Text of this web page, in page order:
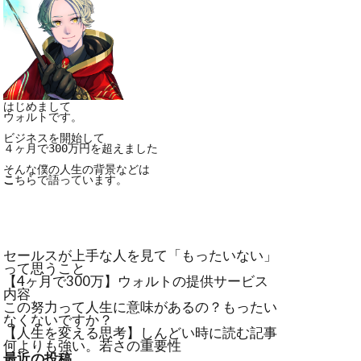
はじめまして
ウォルトです。
ビジネスを開始して
４ヶ月で300万円を超えました
こ ちらで語っています。
セールスが上手な人を見て「もったいない」
って思うこと
【4ヶ月で300万】ウォルトの提供サービス
内容
この努力って人生に意味があるの？もったい
なくないですか？
【人生を変える思考】しんどい時に読む記事
何よりも強い。若さの重要性